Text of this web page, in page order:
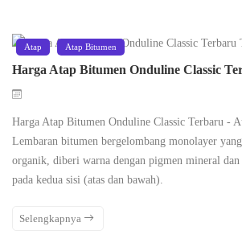
Atap Atap Bitumen
Harga Atap Bitumen Onduline Classic
Harga Atap Bitumen Onduline Classic Terbaru -
Lembaran bitumen bergelombang monolayer
organik, diberi warna dengan pigmen mineral
pada kedua sisi (atas dan bawah).
Selengkapnya